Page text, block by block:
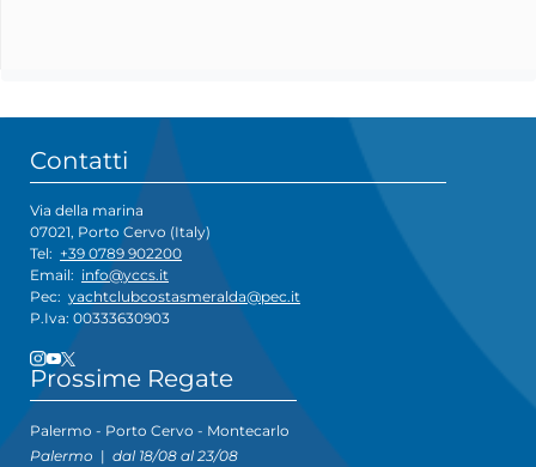
Contatti
Via della marina
07021, Porto Cervo (Italy)
Tel: +39 0789 902200
Email: info@yccs.it
Pec: yachtclubcostasmeralda@pec.it
P.Iva: 00333630903
Prossime Regate
Palermo - Porto Cervo - Montecarlo
Palermo | dal 18/08 al 23/08